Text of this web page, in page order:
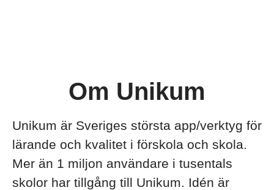
Om Unikum
Unikum är Sveriges största app/verktyg för
lärande och kvalitet i förskola och skola.
Mer än 1 miljon användare i tusentals
skolor har tillgång till Unikum. Idén är